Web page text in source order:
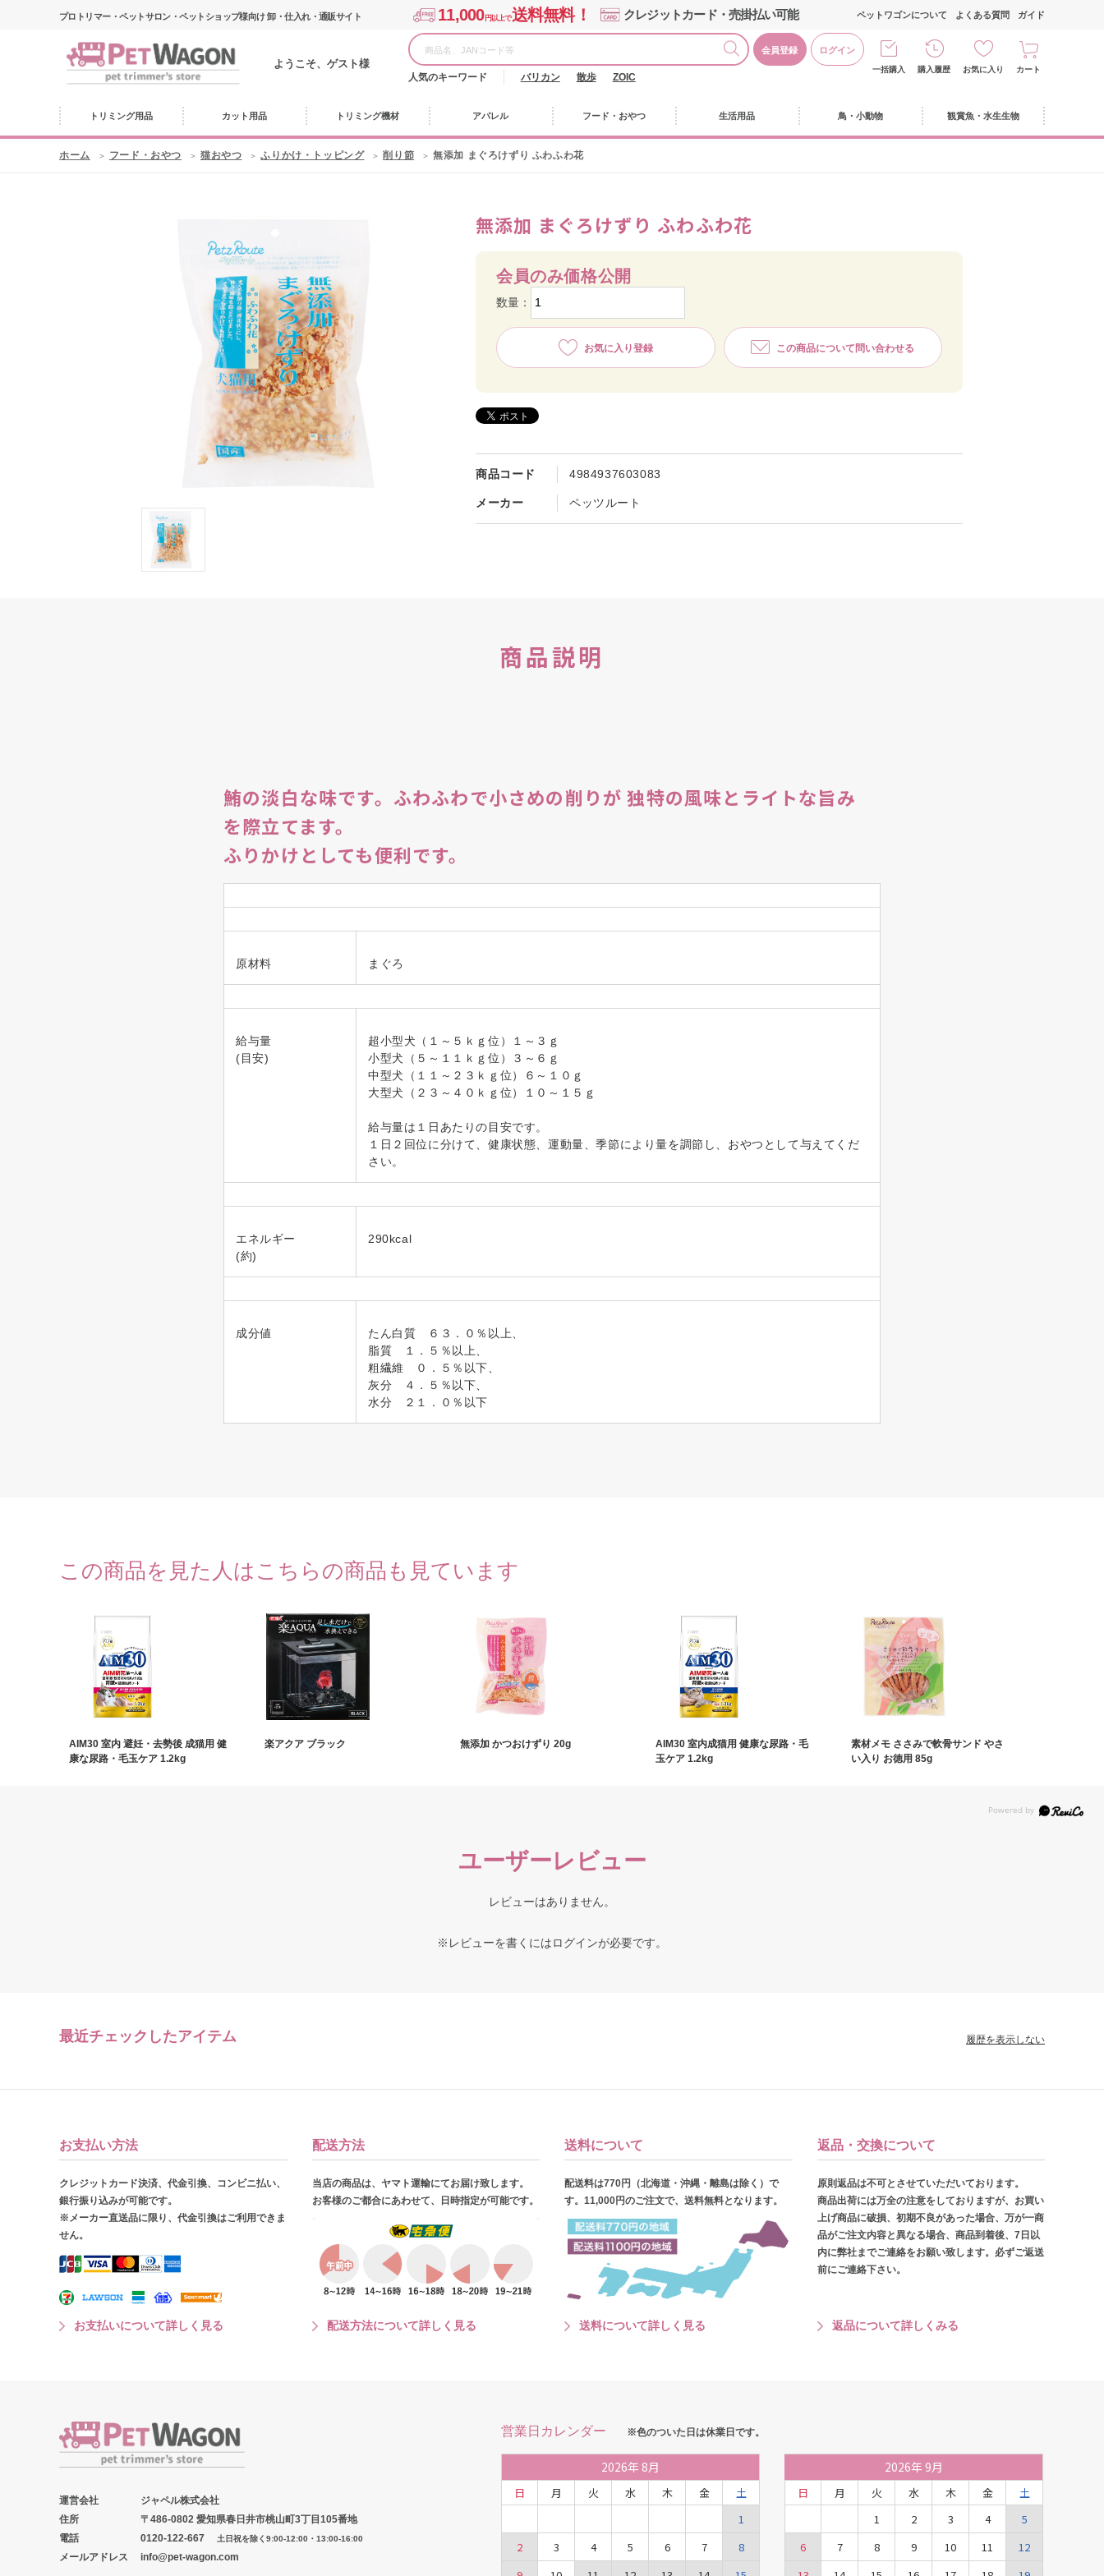
プロトリマー・ペットサロン・ペットショップ様向け 卸・仕入れ・通販サイト 11,000円以上で送料無料！ クレジットカード・売掛払い可能
ようこそ、ゲスト様
会員登録 ログイン
人気のキーワード バリカン 散歩 ZOIC
ペットワゴンについて よくある質問 ガイド
一括購入 購入履歴 お気に入り カート
トリミング用品 カット用品 トリミング機材 アパレル フード・おやつ 生活用品 鳥・小動物 観賞魚・水生生物
ホーム フード・おやつ 猫おやつ ふりかけ・トッピング 削り節 無添加 まぐろけずり ふわふわ花
無添加 まぐろけずり ふわふわ花
商品コード 4984937603083
メーカー ペッツルート
会員のみ価格公開
数量：
お気に入り登録 この商品について問い合わせる
商品説明
鮪の淡白な味です。ふわふわで小さめの削りが 独特の風味とライトな旨み
を際立てます。
ふりかけとしても便利です。
原材料 まぐろ
給与量
(目安)
超小型犬（１～５ｋｇ位）１～３ｇ
小型犬（５～１１ｋｇ位）３～６ｇ
中型犬（１１～２３ｋｇ位）６～１０ｇ
大型犬（２３～４０ｋｇ位）１０～１５ｇ
給与量は１日あたりの目安です。
１日２回位に分けて、健康状態、運動量、季節により量を調節し、おやつとして与えてくだ
さい。
エネルギー
(約)
290kcal
成分値
たん白質 ６３．０％以上、
脂質 １．５％以上、
粗繊維 ０．５％以下、
灰分 ４．５％以下、
水分 ２１．０％以下
この商品を見た人はこちらの商品も見ています
AIM30 室内 避妊・去勢後 成猫用 健
康な尿路・毛玉ケア 1.2kg
楽アクア ブラック 無添加 かつおけずり 20g
AIM30 室内成猫用 健康な尿路・毛
玉ケア 1.2kg
素材メモ ささみで軟骨サンド やさ
い入り お徳用 85g
ユーザーレビュー
レビューはありません。
※レビューを書くにはログインが必要です。
最近チェックしたアイテム 履歴を表示しない
お支払い方法
クレジットカード決済、代金引換、コンビニ払い、
銀行振り込みが可能です。
※メーカー直送品に限り、代金引換はご利用できま
せん。
お支払いについて詳しく見る
配送方法
当店の商品は、ヤマト運輸にてお届け致します。
お客様のご都合にあわせて、日時指定が可能です。
配送方法について詳しく見る
送料について
配送料は770円（北海道・沖縄・離島は除く）で
す。11,000円のご注文で、送料無料となります。
送料について詳しく見る
返品・交換について
原則返品は不可とさせていただいております。
商品出荷には万全の注意をしておりますが、お買い
上げ商品に破損、初期不良があった場合、万が一商
品がご注文内容と異なる場合、商品到着後、7日以
内に弊社までご連絡をお願い致します。必ずご返送
前にご連絡下さい。
返品について詳しくみる
運営会社
ジャペル株式会社
住所
〒486-0802 愛知県春日井市桃山町3丁目105番地
電話
0120-122-667 土日祝を除く9:00-12:00・13:00-16:00
メールアドレス info@pet-wagon.com
営業日カレンダー ※色のついた日は休業日です。
2026年 8月
日 月 火 水 木 金
土
1
2
3 4 5 6 7
8
2026年 9月
日 月 火 水 木 金
土
1
2 3 4
5
6
7 8 9 10 11
12